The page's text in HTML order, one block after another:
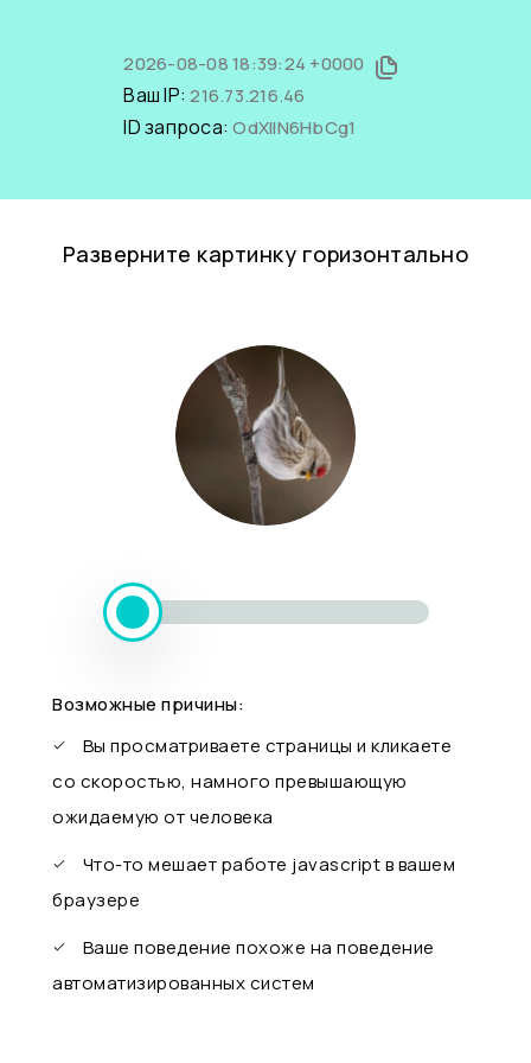
2026-08-08 18:39:24 +0000
Ваш IP:216.73.216.46
ID запроса:OdXlIN6HbCg1
Разверните картинку горизонтально
Возможные причины:
Вы просматриваете страницы и кликаете
со скоростью, намного превышающую
ожидаемую от человека
Что-то мешает работе javascript в вашем
браузере
Ваше поведение похоже на поведение
автоматизированных систем